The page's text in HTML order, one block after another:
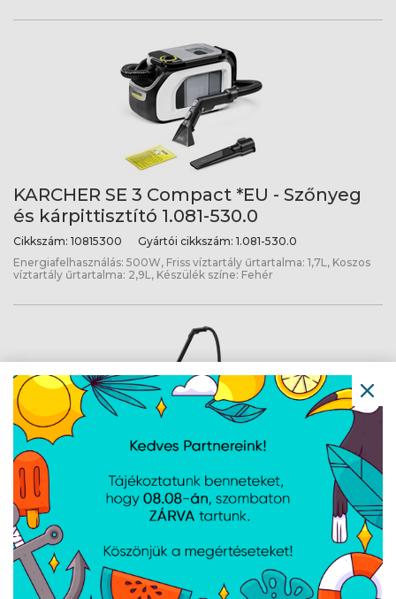
KARCHER SE 3 Compact *EU - Szőnyeg
és kárpittisztító 1.081-530.0
Cikkszám: 10815300 Gyártói cikkszám: 1.081-530.0
Energiafelhasználás: 500W, Friss víztartály űrtartalma: 1,7L, Koszos
víztartály űrtartalma: 2,9L, Készülék színe: Fehér
KARCHER SE 4 *EU - Szőnyeg és
kárpittisztító - 1.081-150.0
Cikkszám:
1000 W, Tápkábel hossza 6 méter, Tartálykapacitás (Friss /
Szennyezett víz): 4 liter